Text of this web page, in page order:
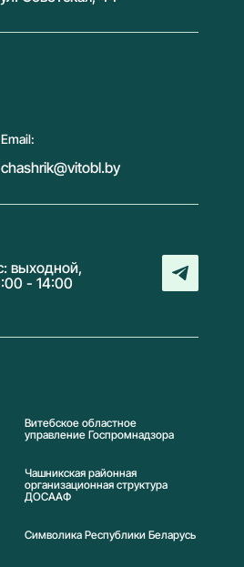
Email:
chashrik@vitobl.by
выходной,
- 14:00
Витебское областное
управление Госпромнадзора
Чашникская районная
организационная структура
ДОСААФ
Символика Реcпублики Беларусь